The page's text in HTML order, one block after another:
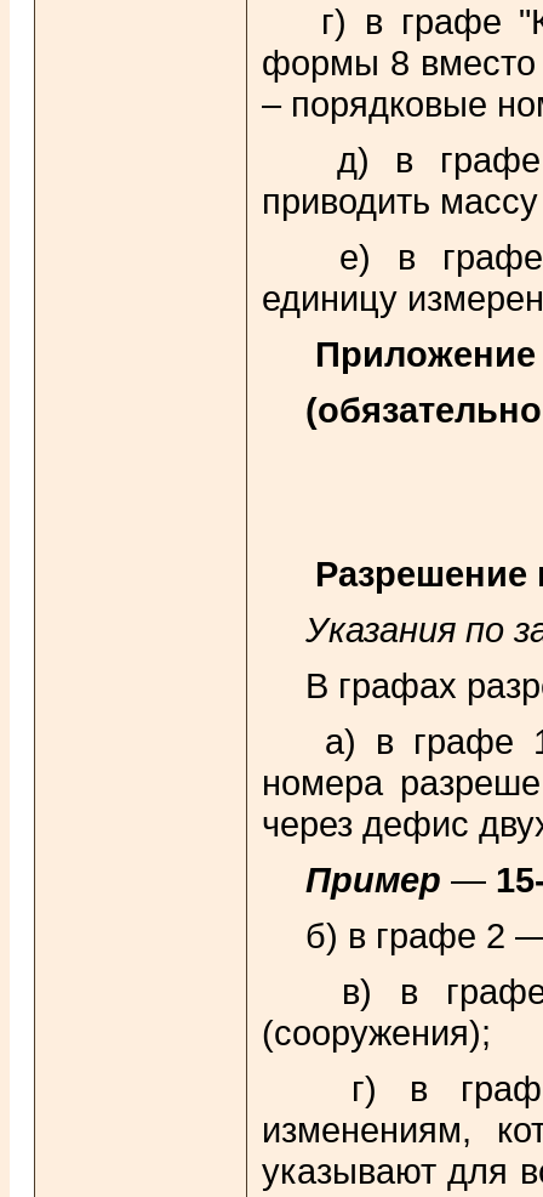
г) в графе
формы 8 вместо
– порядковые
д) в графе
приводить
е) в графе
единицу
Разрешение
Указания по
В графах
а) в графе 1
номера
через дефис
Пример —
б) в графе 2
в) в графе
(сооружения);
г) в графе
изменениям,
указывают для